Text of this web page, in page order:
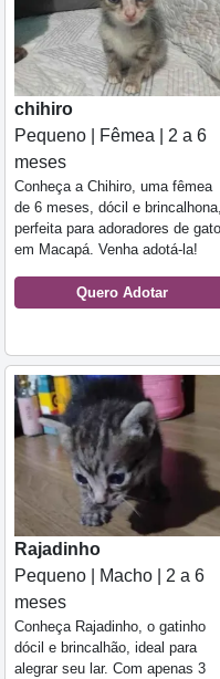
chihiro
Pequeno | Fêmea | 2 a 6
meses
Conheça a Chihiro, uma fêmea
de 6 meses, dócil e brincalhona,
perfeita para adoradores de
em Macapá. Venha adotá-la!
Quero Adotar
Rajadinho
Pequeno | Macho | 2 a 6
meses
Conheça Rajadinho, o gatinho
dócil e brincalhão, ideal para
alegrar seu lar. Com apenas 3